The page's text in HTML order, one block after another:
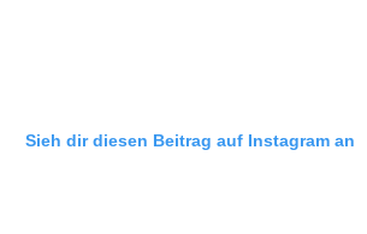
Sieh dir diesen Beitrag auf Instagram an